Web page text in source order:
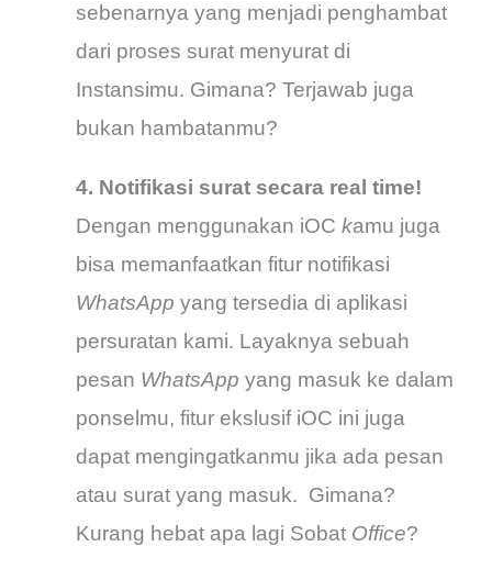
sebenarnya yang menjadi penghambat
dari proses surat menyurat di
Instansimu. Gimana? Terjawab juga
bukan hambatanmu?
4. Notifikasi surat secara real time!
Dengan menggunakan iOC kamu juga
bisa memanfaatkan fitur notifikasi
WhatsApp yang tersedia di aplikasi
persuratan kami. Layaknya sebuah
pesan WhatsApp yang masuk ke dalam
ponselmu, fitur ekslusif iOC ini juga
dapat mengingatkanmu jika ada pesan
atau surat yang masuk. Gimana?
Kurang hebat apa lagi Sobat Office?